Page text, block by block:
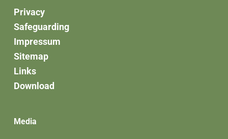
Privacy
Safeguarding
Impressum
Sitemap
Links
Download
Media